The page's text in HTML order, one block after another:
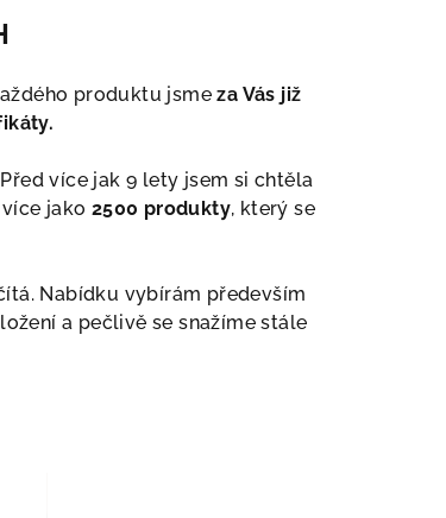
produktu jsmeza Vás již
více jak 9 lety jsem si chtěla
jako 2500 produkty, který se
Nabídku vybírám především
a pečlivě se snažíme stále